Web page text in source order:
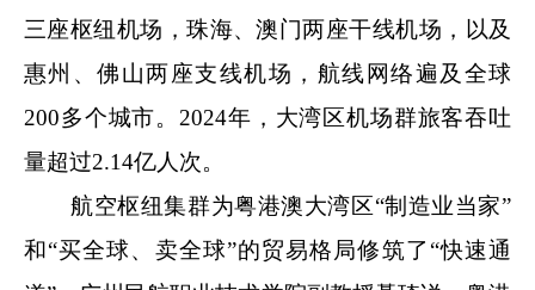
三座枢纽机场，珠海、澳门两座干线机场，以及
惠州、佛山两座支线机场，航线网络遍及全球
200多个城市。2024年，大湾区机场群旅客吞吐
量超过2.14亿人次。
航空枢纽集群为粤港澳大湾区“制造业当家”
和“买全球、卖全球”的贸易格局修筑了“快速通